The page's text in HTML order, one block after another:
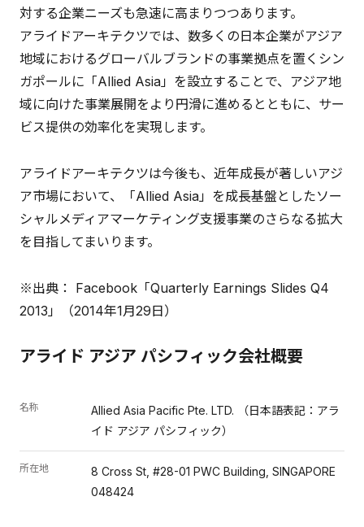
対する企業ニーズも急速に高まりつつあります。
アライドアーキテクツでは、数多くの日本企業がアジア
地域におけるグローバルブランドの事業拠点を置くシン
ガポールに「Allied Asia」を設立することで、アジア地
域に向けた事業展開をより円滑に進めるとともに、サー
ビス提供の効率化を実現します。
アライドアーキテクツは今後も、近年成長が著しいアジ
ア市場において、「Allied Asia」を成長基盤としたソー
シャルメディアマーケティング支援事業のさらなる拡大
を目指してまいります。
※出典： Facebook「Quarterly Earnings Slides Q4
2013」（2014年1月29日）
アライド アジア パシフィック会社概要
名称
Allied Asia Pacific Pte. LTD. （日本語表記：アラ
イド アジア パシフィック）
所在地
8 Cross St, #28-01 PWC Building, SINGAPORE
048424